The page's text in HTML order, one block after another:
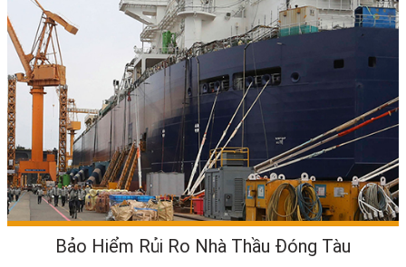
Bảo Hiểm Rủi Ro Nhà Thầu Đóng Tàu